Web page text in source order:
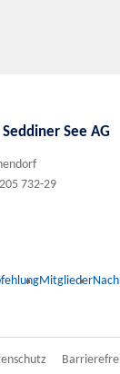
See AG
732-29
Mitglieder